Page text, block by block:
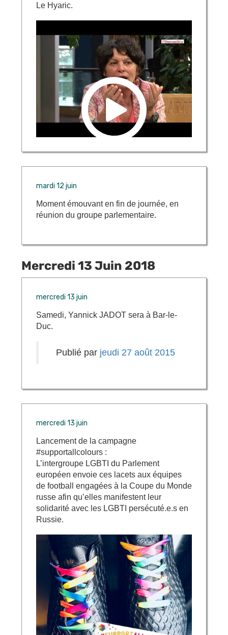
Le Hyaric.
mardi 12 juin
Moment émouvant en fin de journée, en
réunion du groupe parlementaire.
Mercredi 13 Juin 2018
mercredi 13 juin
Samedi, Yannick JADOT sera à Bar-le-
Duc.
Publié par jeudi 27 août 2015
mercredi 13 juin
Lancement de la campagne
#supportallcolours :
L’intergroupe LGBTI du Parlement
européen envoie ces lacets aux équipes
de football engagées à la Coupe du Monde
russe afin qu’elles manifestent leur
solidarité avec les LGBTI persécuté.e.s en
Russie.